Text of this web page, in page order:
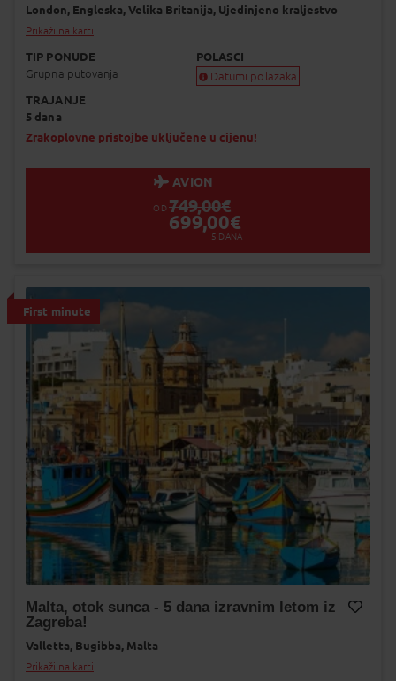
Dodaj na Moj odabir
London, Engleska, Velika Britanija, Ujedinjeno kraljestvo
Prikaži na karti
TIP PONUDE
Grupna putovanja
POLASCI
Datumi polazaka
Popunjeno
TRAJANJE
5 dana
Zrakoplovne pristojbe uključene u cijenu!
AVION
OD 749,00€
699,00€
5 DANA
First minute
Malta, otok sunca - 5 dana izravnim letom iz
Zagreba!
Valletta, Bugibba, Malta
Prikaži na karti